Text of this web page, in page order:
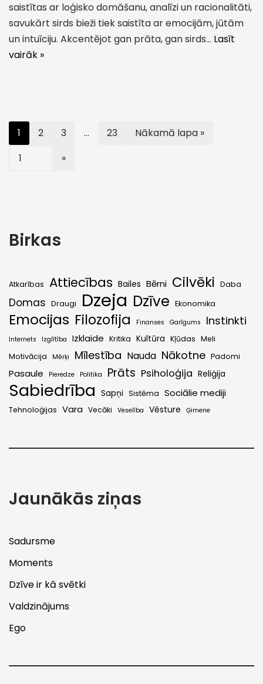
saistītas ar loģisko domāšanu, analīzi un racionalitāti,
savukārt sirds bieži tiek saistīta ar emocijām, jūtām
un intuīciju. Akcentējot gan prāta, gan sirds… Lasīt
vairāk »
1 2 3 … 23 Nākamā lapa »
Birkas
Atkarības Attiecības Bailes Bērni Cilvēki Daba
Domas Draugi Dzeja Dzīve Ekonomika
Emocijas Filozofija Finanses Garīgums Instinkti
Internets Izglītība Izklaide Kritika Kultūra Kļūdas Meli
Motivācija
Mērķi Mīlestība Nauda Nākotne Padomi
Pasaule Pieredze Politika Prāts Psiholoģija Reliģija
Sabiedrība Sapņi Sistēma Sociālie mediji
Tehnoloģijas Vara Vecāki Veselība Vēsture Ģimene
Jaunākās ziņas
Sadursme
Moments
Dzīve ir kā svētki
Valdzinājums
Ego